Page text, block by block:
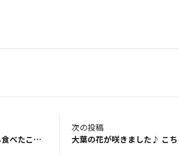
珍しいの買ってきました。 一度も食べたことないです。 不味いわけないよね？
次の投稿